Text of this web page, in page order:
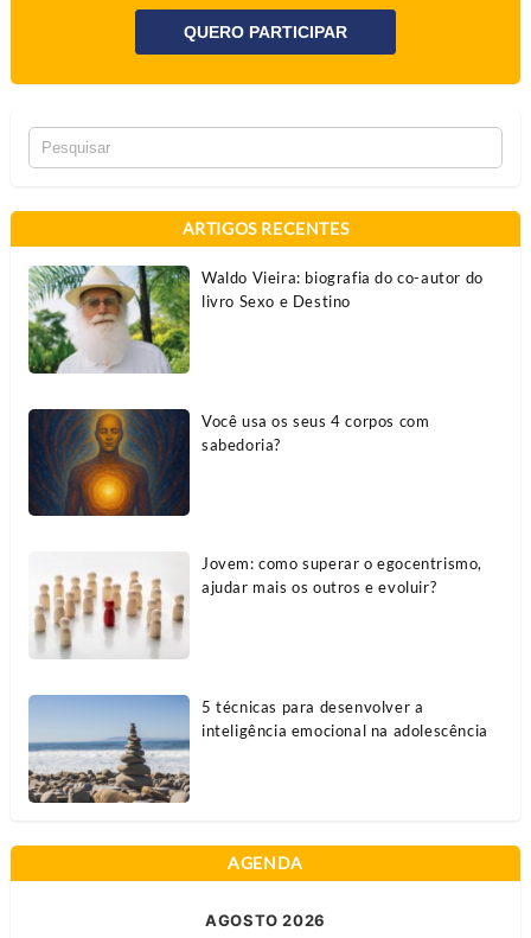
QUERO PARTICIPAR
ARTIGOS RECENTES
Waldo Vieira: biografia do co-autor do
livro Sexo e Destino
Você usa os seus 4 corpos com
sabedoria?
Jovem: como superar o egocentrismo,
ajudar mais os outros e evoluir?
5 técnicas para desenvolver a
inteligência emocional na adolescência
AGENDA
AGOSTO 2026